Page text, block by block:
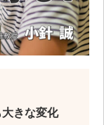
大きな変化